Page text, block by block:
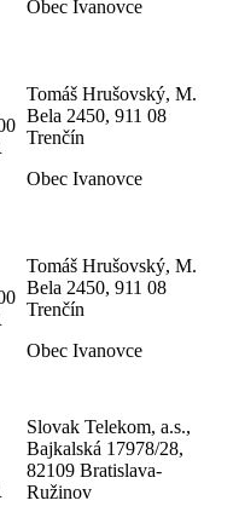
Obec Ivanovce
Tomáš Hrušovský, M.
Bela 2450, 911 08
Trenčín
Obec Ivanovce
Tomáš Hrušovský, M.
Bela 2450, 911 08
Trenčín
Obec Ivanovce
Slovak Telekom, a.s.,
Bajkalská 17978/28,
82109 Bratislava-
Ružinov